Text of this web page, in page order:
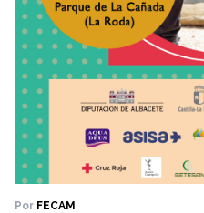
Por FECAM